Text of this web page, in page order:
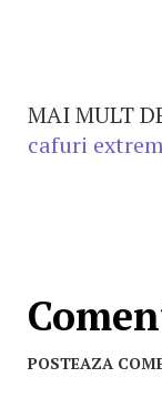
MAI MULT
cafuri
POSTEAZA